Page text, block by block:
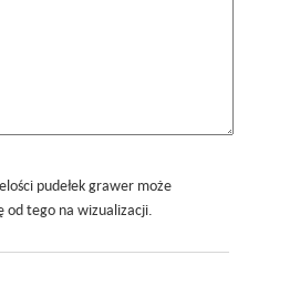
pudełek grawer może
od tego na wizualizacji.